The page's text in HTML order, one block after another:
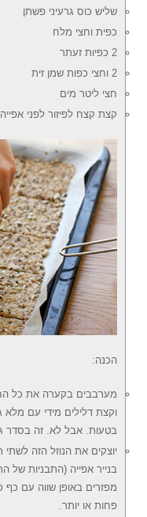
שליש כוס גרעיני פשתן
כפית וחצי מלח
2 כפיות זעתר
2 וחצי כפות שמן זית
חצי ליטר מים
קצת קצח לפיזור לפני אפייה
הכנה:
מערבבים בקערה את כל
וקצת דלילים מידי עם
בטעות. אבל לא. זה בסדר
יוצקים את הנוזל הזה לשתי
בנייר אפייה (התבניות של
מפזרים באופן שווה עם
פחות או יותר.